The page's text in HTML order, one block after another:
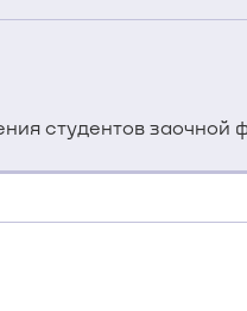
студентов